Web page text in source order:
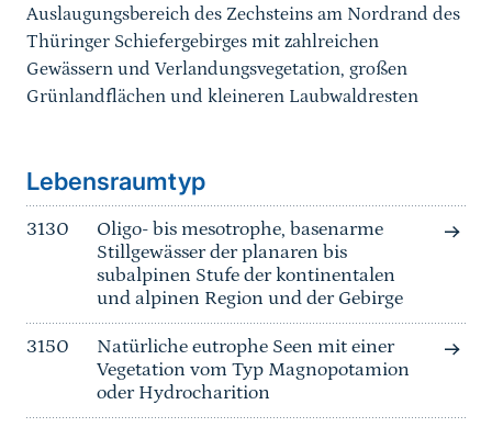
Auslaugungsbereich des Zechsteins am Nordrand des
Thüringer Schiefergebirges mit zahlreichen
Gewässern und Verlandungsvegetation, großen
Grünlandflächen und kleineren Laubwaldresten
Lebensraumtyp
3130
Oligo- bis mesotrophe, basenarme
Stillgewässer der planaren bis
subalpinen Stufe der kontinentalen
und alpinen Region und der Gebirge
3150
Natürliche eutrophe Seen mit einer
Vegetation vom Typ Magnopotamion
oder Hydrocharition